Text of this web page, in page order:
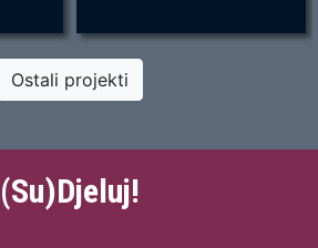
Ostali projekti
(Su)Djeluj!